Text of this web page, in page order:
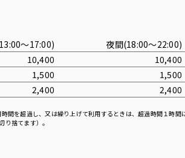
〜17:00) 夜間(18:00〜22:00)
10,400 10,400
1,500 1,500
2,400 2,400
を超過し、又は繰り上げて利用するときは、超過時間１時間
捨てます）。